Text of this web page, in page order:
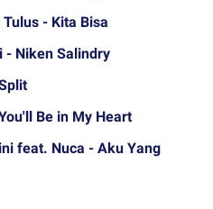
- Kita Bisa
- Niken Salindry
Be in My Heart
feat. Nuca - Aku Yang